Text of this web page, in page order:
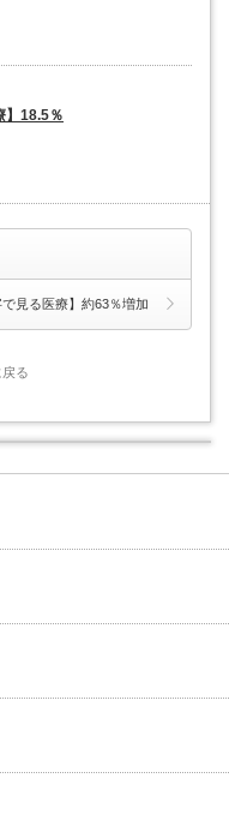
】18.5％
で見る医療】約63％増加
戻る